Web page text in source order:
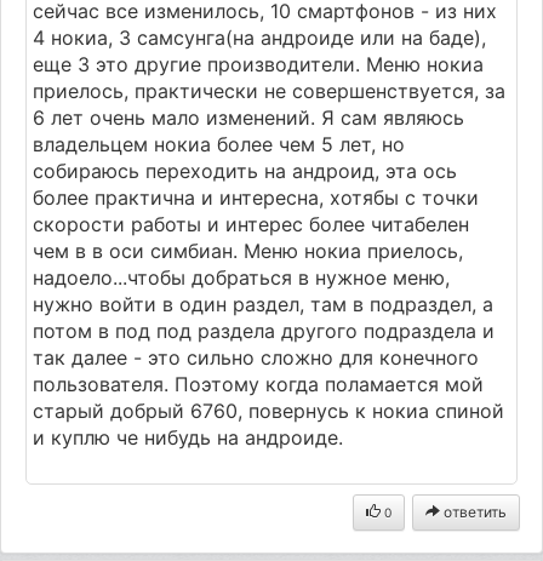
сейчас все изменилось, 10 смартфонов - из них
4 нокиа, 3 самсунга(на андроиде или на баде),
еще 3 это другие производители. Меню нокиа
приелось, практически не совершенствуется, за
6 лет очень мало изменений. Я сам являюсь
владельцем нокиа более чем 5 лет, но
собираюсь переходить на андроид, эта ось
более практична и интересна, хотябы с точки
скорости работы и интерес более читабелен
чем в в оси симбиан. Меню нокиа приелось,
надоело...чтобы добраться в нужное меню,
нужно войти в один раздел, там в подраздел, а
потом в под под раздела другого подраздела и
так далее - это сильно сложно для конечного
пользователя. Поэтому когда поламается мой
старый добрый 6760, повернусь к нокиа спиной
и куплю че нибудь на андроиде.
0 ответить